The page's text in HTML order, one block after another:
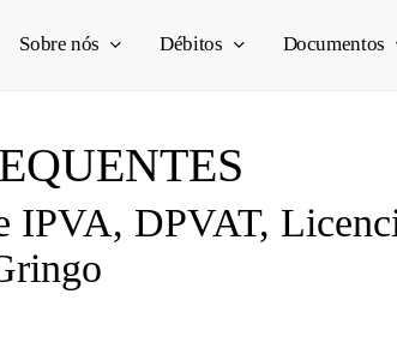
Sobre nós Débitos Documentos
IPVA, DPVAT,